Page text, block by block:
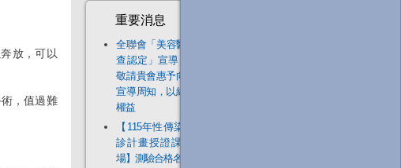
放，可以
，值過難
重要消息
全聯會「​美容醫學案例審
查認定」宣導圖卡1份，
敬請貴會惠予向所屬會員
宣導周知，以維護其執業
權益
【115年性傳染症友善門
診計畫授證課程－驚喜
場】測驗合格名單